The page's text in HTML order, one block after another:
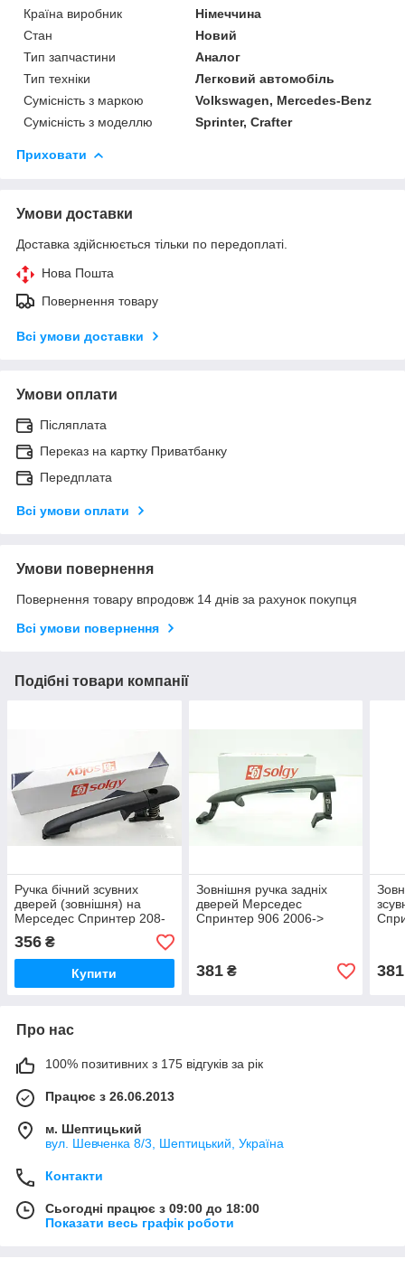
Країна виробник
Німеччина
Стан
Новий
Тип запчастини
Аналог
Тип техніки
Легковий автомобіль
Сумісність з маркою
Volkswagen, Mercedes-Benz
Сумісність з моделлю
Sprinter, Crafter
Приховати
Умови доставки
Доставка здійснюється тільки по передоплаті.
Нова Пошта
Повернення товару
Всі умови доставки
Умови оплати
Післяплата
Переказ на картку Приватбанку
Передплата
Всі умови оплати
Умови повернення
Повернення товару впродовж 14 днів за рахунок покупця
Всі умови повернення
Подібні товари компанії
Ручка бічний зсувних
дверей (зовнішня) на
Мерседес Спринтер 208-
416 1995-2006 SOLGY
(Іспанія) 305013.
356 ₴
Купити
Зовнішня ручка задніх
дверей Мерседес
Спринтер 906 2006->
381₴ 381
Про нас
100% позитивних з 175 відгуків за рік
Працює з 26.06.2013
м. Шептицький
вул. Шевченка 8/3, Шептицький, Україна
Контакти
Сьогодні працює з 09:00 до 18:00
Показати весь графік роботи